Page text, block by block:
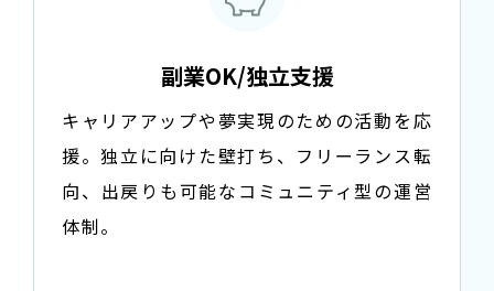
副業OK/独立支援
キャリアアップや夢実現のための活動を応
援。独立に向けた壁打ち、フリーランス転
向、出戻りも可能なコミュニティ型の運営
体制。